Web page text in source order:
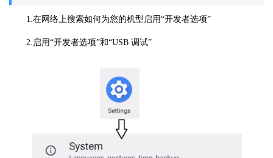
1.在网络上搜索如何为您的机型启用“开发者选项”
2.启用“开发者选项”和“USB 调试”